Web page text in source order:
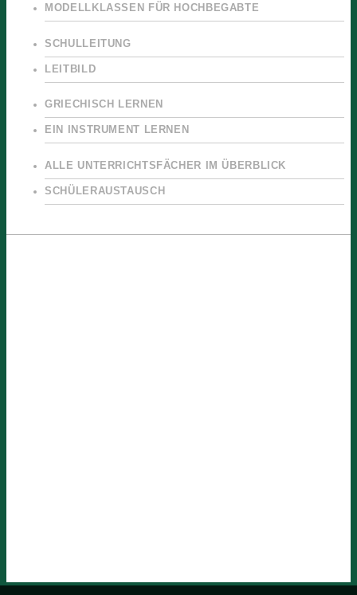
MODELLKLASSEN FÜR HOCHBEGABTE
SCHULLEITUNG
LEITBILD
GRIECHISCH LERNEN
EIN INSTRUMENT LERNEN
ALLE UNTERRICHTSFÄCHER IM ÜBERBLICK
SCHÜLERAUSTAUSCH